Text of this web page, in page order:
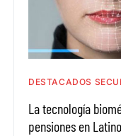
DESTACADOS
La tecnología
pensiones en